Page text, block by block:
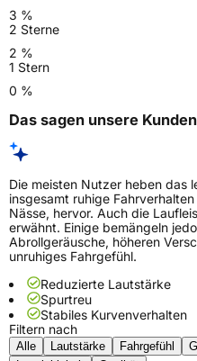
3 %
2 Sterne
2 %
1 Stern
0 %
Das sagen unsere Kunden
Die meisten Nutzer heben das
insgesamt ruhige
Nässe, hervor. Auch die
erwähnt. Einige bemängeln
Abrollgeräusche, höheren
unruhiges Fahrgefühl.
Reduzierte Lautstärke
Spurtreu
Stabiles Kurvenverhalten
Filtern nach
Alle Lautstärke Fahrgefühl